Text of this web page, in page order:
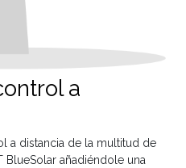
a
a distancia de la multitud de
BlueSolar añadiéndole una